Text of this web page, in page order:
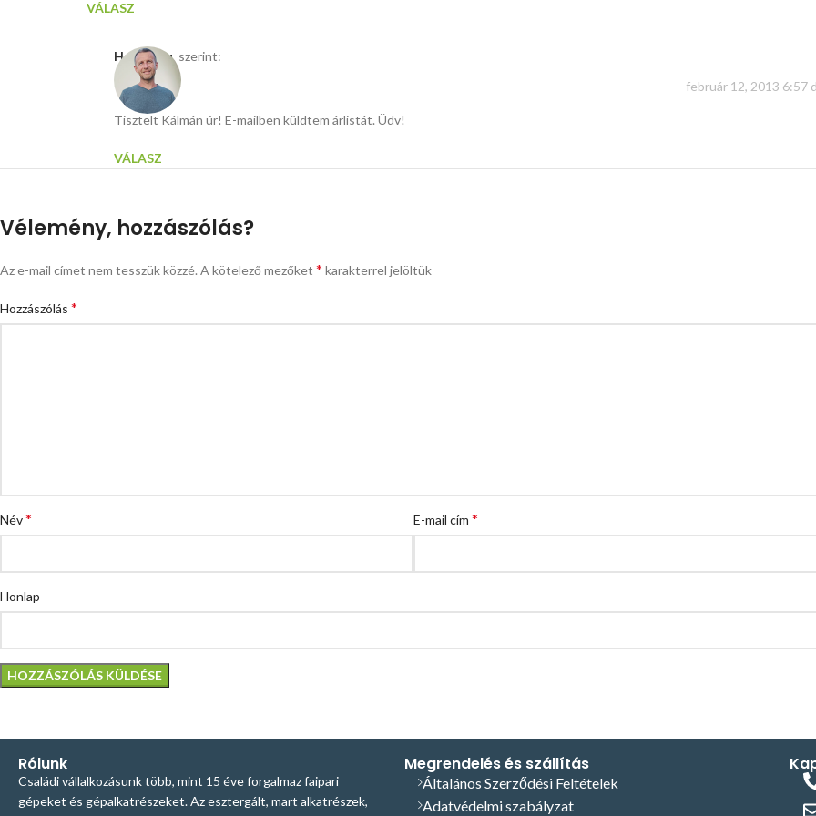
VÁLASZ
Hasito.hu szerint:
február 12, 2013 6:57
Tisztelt Kálmán úr! E-mailben küldtem árlistát. Üdv!
VÁLASZ
Vélemény, hozzászólás?
Az e-mail címet nem tesszük közzé. A kötelező mezőket * karakterrel jelöltük
Hozzászólás *
Név* E-mail cím*
Honlap
Rólunk
Családi vállalkozásunk több, mint 15 éve forgalmaz faipari
gépeket és gépalkatrészeket. Az esztergált, mart alkatrészek,
Megrendelés és szállítás
Általános Szerződési Feltételek
Adatvédelmi szabályzat